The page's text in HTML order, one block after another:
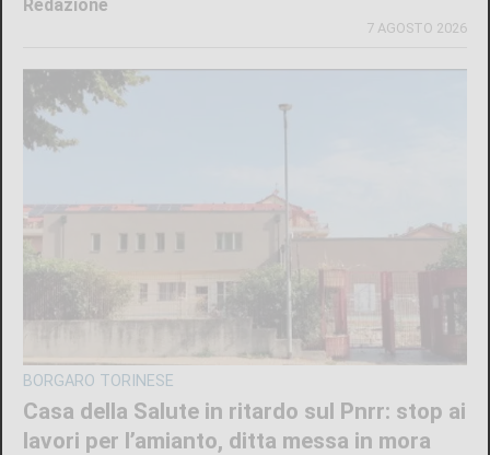
Redazione
7 AGOSTO 2026
BORGARO TORINESE
Casa della Salute in ritardo sul Pnrr: stop ai
lavori per l’amianto, ditta messa in mora